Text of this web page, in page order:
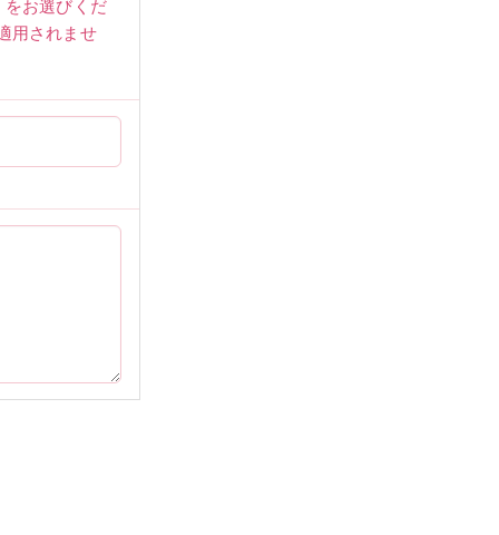
お選びくだ
用されませ